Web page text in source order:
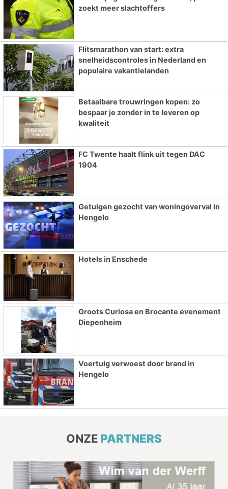
zoekt meer slachtoffers
Flitsmarathon van start: extra
snelheidscontroles in Nederland en
populaire vakantielanden
Betaalbare trouwringen kopen: zo
bespaar je zonder in te leveren op
kwaliteit
FC Twente haalt flink uit tegen DAC
1904
Getuigen gezocht van woningoverval in
Hengelo
Hotels in Enschede
Groots Curiosa en Brocante evenement
Diepenheim
Voertuig verwoest door brand in
Hengelo
ONZE PARTNERS